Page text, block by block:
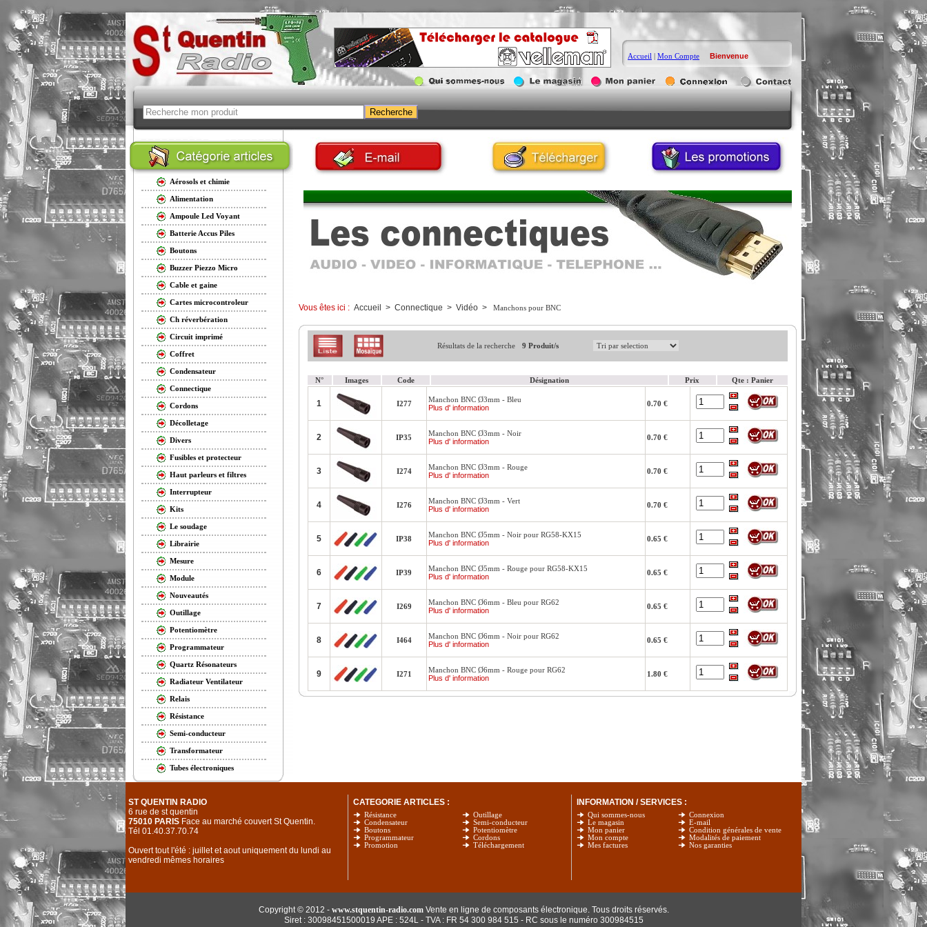
Accueil | Mon Compte Bienvenue
Aérosols et chimie
Alimentation
Ampoule Led Voyant
Batterie Accus Piles
Boutons
Buzzer Piezzo Micro
Cable et gaine
Cartes microcontroleur
Ch réverbération
Circuit imprimé
Coffret
Condensateur
Connectique
Cordons
Décolletage
Divers
Fusibles et protecteur
Haut parleurs et filtres
Interrupteur
Kits
Le soudage
Librairie
Mesure
Module
Nouveautés
Outillage
Potentiomètre
Programmateur
Quartz Résonateurs
Radiateur Ventilateur
Relais
Résistance
Semi-conducteur
Transformateur
Tubes électroniques
Vous êtes ici : Accueil > Connectique > Vidéo> Manchons pour BNC
Résultats de la recherche 9 Produit/s
N° Images Code Désignation Prix Qte : Panier
1 I277
Manchon BNC Ø3mm - Bleu
Plus d' information
0.70 €
2 IP35
Manchon BNC Ø3mm - Noir
Plus d' information
0.70 €
3 I274
Manchon BNC Ø3mm - Rouge
Plus d' information
0.70 €
4 I276
Manchon BNC Ø3mm - Vert
Plus d' information
0.70 €
5 IP38
Manchon BNC Ø5mm - Noir pour RG58-KX15
Plus d' information
0.65 €
6 IP39
Manchon BNC Ø5mm - Rouge pour RG58-KX15
Plus d' information
0.65 €
7 I269
Manchon BNC Ø6mm - Bleu pour RG62
Plus d' information
0.65 €
8 I464
Manchon BNC Ø6mm - Noir pour RG62
Plus d' information
0.65 €
9 I271
Manchon BNC Ø6mm - Rouge pour RG62
Plus d' information
1.80 €
ST QUENTIN RADIO
6 rue de st quentin
75010 PARIS Face au marché couvert St Quentin.
Tél 01.40.37.70.74
Ouvert tout l'été : juillet et aout uniquement du lundi au
vendredi mêmes horaires
CATEGORIE ARTICLES :
Résistance
Condensateur
Boutons
Programmateur
Promotion
Outillage
Semi-conducteur
Potentiomètre
Cordons
Téléchargement
INFORMATION / SERVICES :
Qui sommes-nous
Le magasin
Mon panier
Mon compte
Mes factures
Connexion
E-mail
Condition générales de vente
Modalités de paiement
Nos garanties
Copyright © 2012 - www.stquentin-radio.comVente en ligne de composants électronique. Tous droits réservés.
Siret : 30098451500019 APE : 524L - TVA : FR 54 300 984 515 - RC sous le numéro 300984515